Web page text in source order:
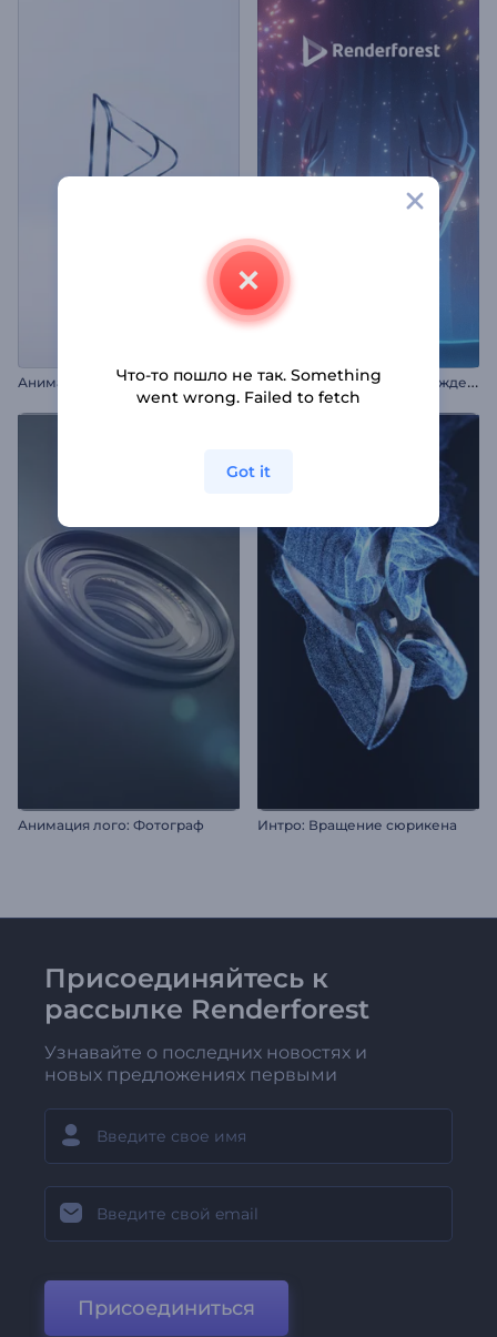
Анимация лого: Чистые линии П
оявление логотипа с рождественским оленем
Анимация лого: Фотограф Интро: Вращение сюрикена
Присоединяйтесь к
рассылке Renderforest
Узнавайте о последних новостях и
новых предложениях первыми
Присоединиться
Что-то пошло не так. Something
went wrong. Failed to fetch
Got it